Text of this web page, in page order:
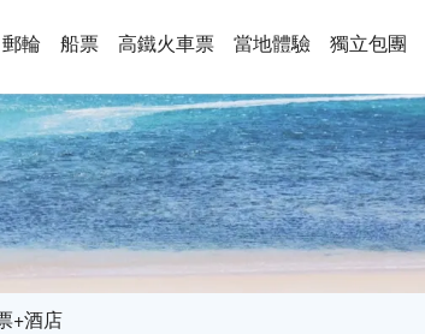
郵輪 船票 高鐵火車票 當地體驗 獨立包團
+酒店